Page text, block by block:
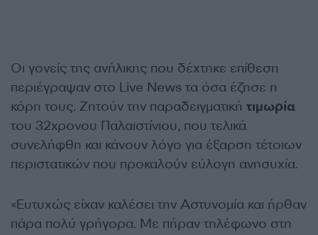
Οι γονείς της ανήλικης που δέχτηκε επίθεση
περιέγραψαν στο Live News τα όσα έζησε η
κόρη τους. Ζητούν την παραδειγματική τιμωρία
του 32χρονου Παλαιστίνιου, που τελικά
συνελήφθη και κάνουν λόγο για έξαρση τέτοιων
περιστατικών που προκαλούν εύλογη ανησυχία.
«Ευτυχώς είχαν καλέσει την Αστυνομία και ήρθαν
πάρα πολύ γρήγορα. Με πήραν τηλέφωνο στη